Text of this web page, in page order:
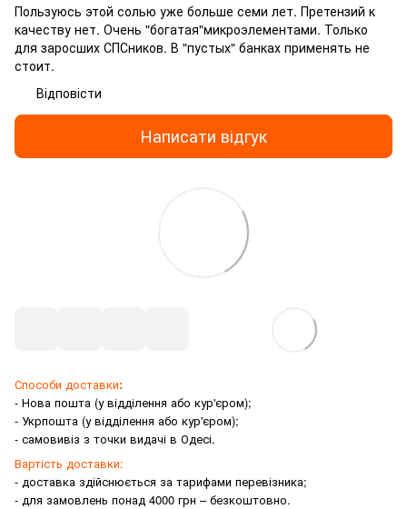
Пользуюсь этой солью уже больше семи лет. Претензий к
качеству нет. Очень "богатая"микроэлементами. Только
для заросших СПСников. В "пустых" банках применять не
стоит.
Відповісти
Написати відгук
Способи доставки:
- Нова пошта (у відділення або кур'єром);
- Укрпошта (у відділення або кур'єром);
- самовивіз з точки видачі в Одесі.
Вартість доставки:
- доставка здійснюється за тарифами перевізника;
- для замовлень понад 4000 грн – безкоштовно.